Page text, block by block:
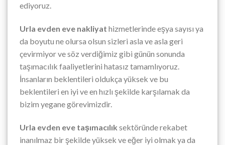
ediyoruz.
Urla evden eve nakliyat hizmetlerinde eşya sayısı ya
da boyutu ne olursa olsun sizleri asla ve asla geri
çevirmiyor ve söz verdiğimiz gibi günün sonunda
taşımacılık faaliyetlerini hatasız tamamlıyoruz.
İnsanların beklentileri oldukça yüksek ve bu
beklentileri en iyi ve en hızlı şekilde karşılamak da
bizim yegane görevimizdir.
Urla evden eve taşımacılık sektöründe rekabet
inanılmaz bir şekilde yüksek ve eğer iyi olmak ya da